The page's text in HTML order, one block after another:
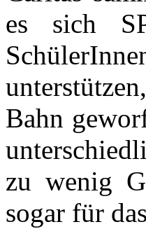
es sich
Bahn
zu wenig
sogar für